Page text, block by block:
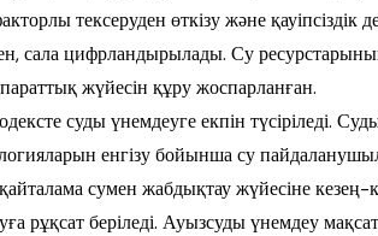
тексеруден өткізу және қауіпсіздік
сала цифрлан­ды­рылады. Су
жүйесін құру жоспар­лан­ған.
суды үнем­­­­деуге екпін түсіріледі.
енгізу бойынша су
сумен жабдықтау жүйесіне
рұқсат беріледі. Ауызсуды үнем­деу